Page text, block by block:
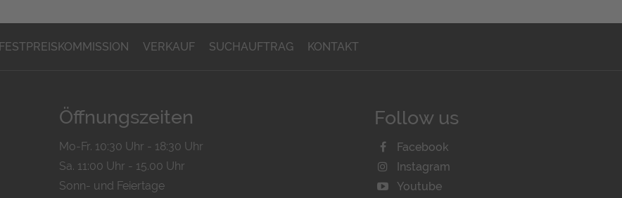
FESTPREISKOMMISSION VERKAUF SUCHAUFTRAG KONTAKT
Öffnungszeiten
Mo-Fr. 10:30 Uhr - 18:30 Uhr
Sa. 11:00 Uhr - 15.00 Uhr
Sonn- und Feiertage
Follow us
Facebook
Instagram
Youtube